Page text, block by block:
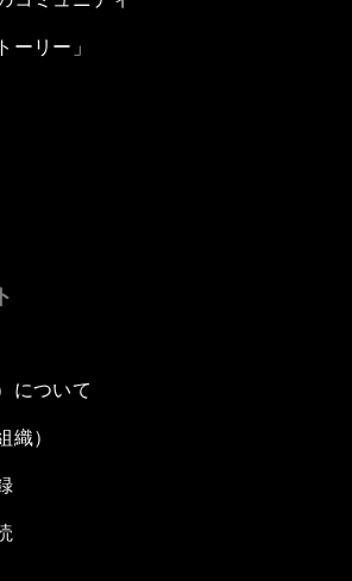
ーリー」
について
織）